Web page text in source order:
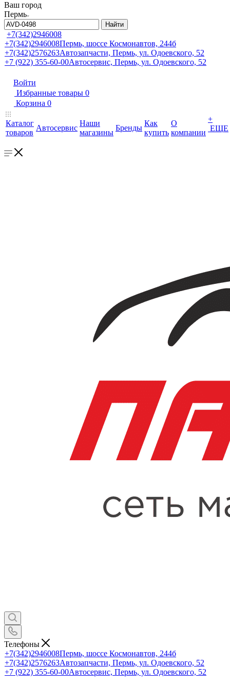
Ваш город
Пермь
Найти
+7(342)2946008
+7(342)2946008Пермь, шоссе Космонавтов, 244б
+7(342)2576263Автозапчасти, Пермь, ул. Одоевского, 52
+7 (922) 355-60-00Автосервис, Пермь, ул. Одоевского, 52
Войти
Избранные товары 0
Корзина 0
Каталог
товаров
Автосервис
Наши
магазины
Бренды
Как
купить
О
компании
+
ЕЩЕ
Телефоны
+7(342)2946008Пермь, шоссе Космонавтов, 244б
+7(342)2576263Автозапчасти, Пермь, ул. Одоевского, 52
+7 (922) 355-60-00Автосервис, Пермь, ул. Одоевского, 52